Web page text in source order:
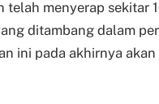
telah menyerap sekitar
ditambang dalam
ini pada akhirnya